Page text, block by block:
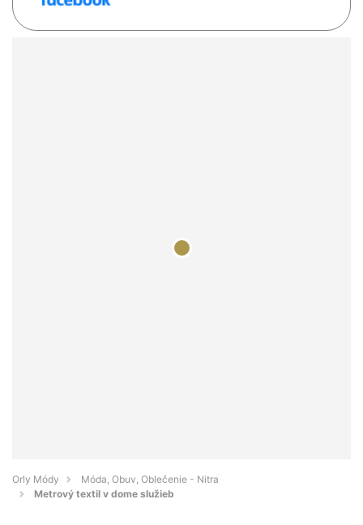
Orly Módy
Móda, Obuv, Oblečenie - Nitra
Metrový textil v dome služieb